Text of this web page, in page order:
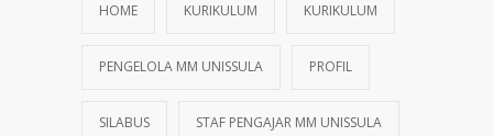
HOME KURIKULUM KURIKULUM
PENGELOLA MM UNISSULA PROFIL
SILABUS STAF PENGAJAR MM UNISSULA